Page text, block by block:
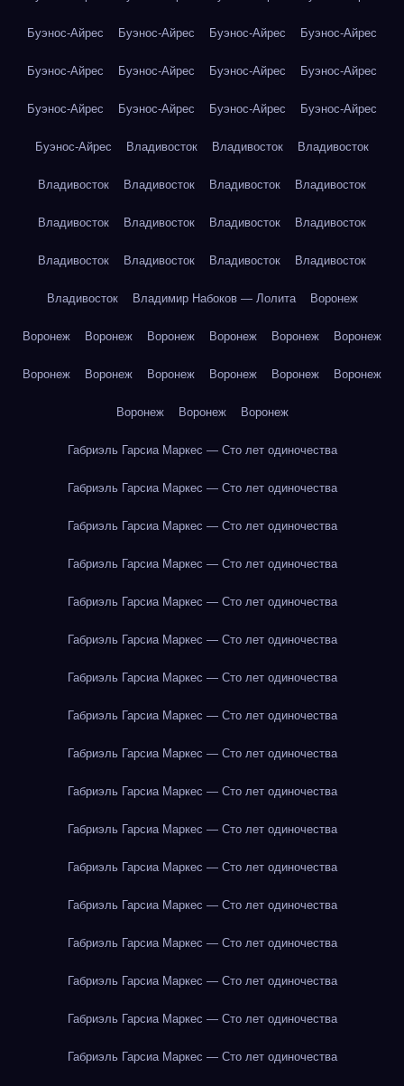
Буэнос-Айрес Буэнос-Айрес Буэнос-Айрес Буэнос-Айрес
Буэнос-Айрес Буэнос-Айрес Буэнос-Айрес Буэнос-Айрес
Буэнос-Айрес Буэнос-Айрес Буэнос-Айрес Буэнос-Айрес
Буэнос-Айрес Владивосток Владивосток Владивосток
Владивосток Владивосток Владивосток Владивосток
Владивосток Владивосток Владивосток Владивосток
Владивосток Владивосток Владивосток Владивосток
Владивосток Владимир Набоков — Лолита Воронеж
Воронеж Воронеж Воронеж Воронеж Воронеж Воронеж
Воронеж Воронеж Воронеж Воронеж Воронеж Воронеж
Воронеж Воронеж Воронеж
Габриэль Гарсиа Маркес — Сто лет одиночества
Габриэль Гарсиа Маркес — Сто лет одиночества
Габриэль Гарсиа Маркес — Сто лет одиночества
Габриэль Гарсиа Маркес — Сто лет одиночества
Габриэль Гарсиа Маркес — Сто лет одиночества
Габриэль Гарсиа Маркес — Сто лет одиночества
Габриэль Гарсиа Маркес — Сто лет одиночества
Габриэль Гарсиа Маркес — Сто лет одиночества
Габриэль Гарсиа Маркес — Сто лет одиночества
Габриэль Гарсиа Маркес — Сто лет одиночества
Габриэль Гарсиа Маркес — Сто лет одиночества
Габриэль Гарсиа Маркес — Сто лет одиночества
Габриэль Гарсиа Маркес — Сто лет одиночества
Габриэль Гарсиа Маркес — Сто лет одиночества
Габриэль Гарсиа Маркес — Сто лет одиночества
Габриэль Гарсиа Маркес — Сто лет одиночества
Габриэль Гарсиа Маркес — Сто лет одиночества